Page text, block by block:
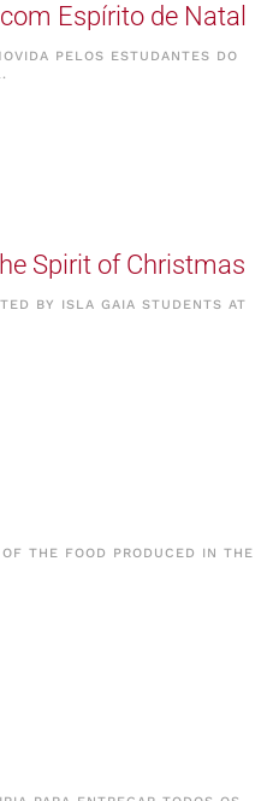
Espírito de Natal
PELOS ESTUDANTES DO
Spirit of Christmas
BY ISLA GAIA STUDENTS AT
THE FOOD PRODUCED IN THE